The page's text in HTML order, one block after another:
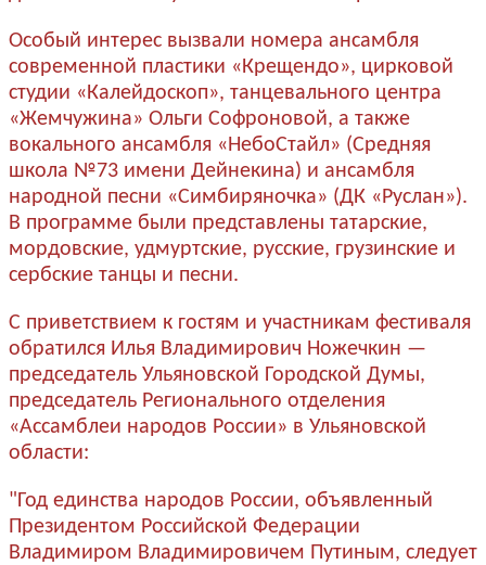
Особый интерес вызвали номера ансамбля
современной пластики «Крещендо», цирковой
студии «Калейдоскоп», танцевального центра
«Жемчужина» Ольги Софроновой, а также
вокального ансамбля «НебоСтайл» (Средняя
школа №73 имени Дейнекина) и ансамбля
народной песни «Симбиряночка» (ДК «Руслан»).
В программе были представлены татарские,
мордовские, удмуртские, русские, грузинские и
сербские танцы и песни.
С приветствием к гостям и участникам фестиваля
обратился Илья Владимирович Ножечкин —
председатель Ульяновской Городской Думы,
председатель Регионального отделения
«Ассамблеи народов России» в Ульяновской
области:
"Год единства народов России, объявленный
Президентом Российской Федерации
Владимиром Владимировичем Путиным, следует